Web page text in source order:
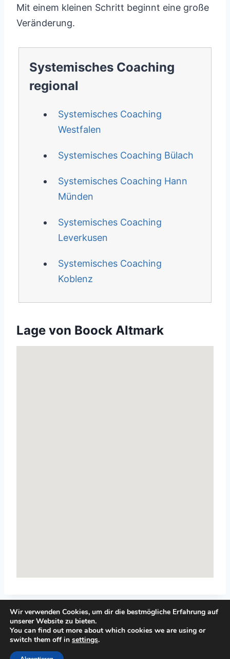
Mit einem kleinen Schritt beginnt eine große
Veränderung.
Systemisches Coaching
regional
Systemisches Coaching
Westfalen
Systemisches Coaching Bülach
Systemisches Coaching Hann
Münden
Systemisches Coaching
Leverkusen
Systemisches Coaching
Koblenz
Lage von Boock Altmark
© 2026 Top-Systemisches-Coaching.de
Wir verwenden Cookies, um dir die bestmögliche Erfahrung auf
unserer Website zu bieten.
You can find out more about which cookies we are using or
switch them off in settings.